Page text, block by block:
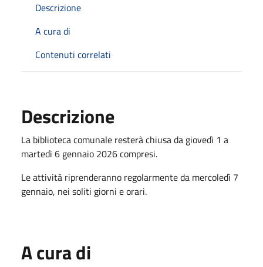
Descrizione
A cura di
Contenuti correlati
Descrizione
La biblioteca comunale resterà chiusa da giovedì 1 a
martedì 6 gennaio 2026 compresi.
Le attività riprenderanno regolarmente da mercoledì 7
gennaio, nei soliti giorni e orari.
A cura di